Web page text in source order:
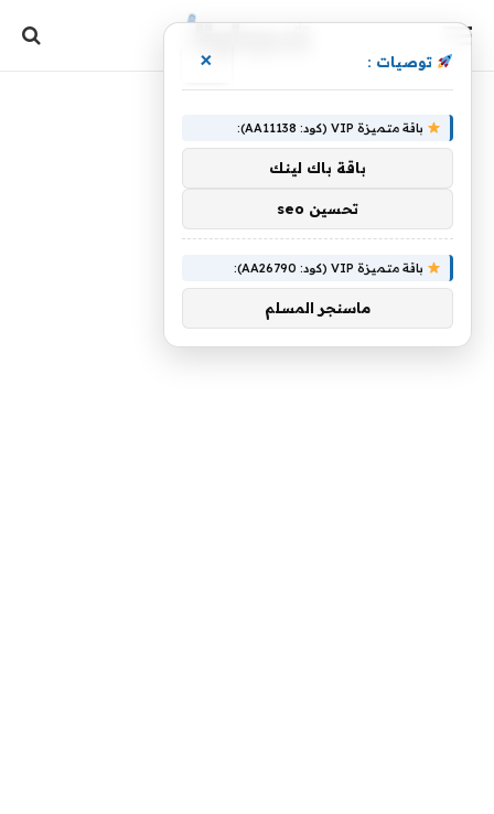
توصيات : ×
باقة متميزة VIP (كود: AA11138):
باقة باك لينك
تحسين seo
باقة متميزة VIP (كود: AA26790):
ماسنجر المسلم